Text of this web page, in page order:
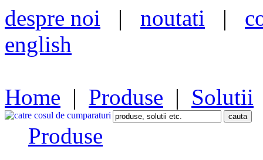
despre noi | noutati |
english
Home | Produse | Solutii
Produse